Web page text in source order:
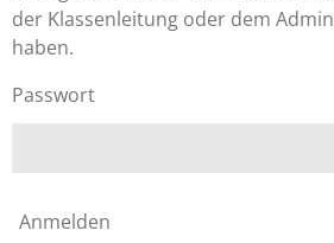
der Klassenleitung oder dem
haben.
Passwort
Anmelden